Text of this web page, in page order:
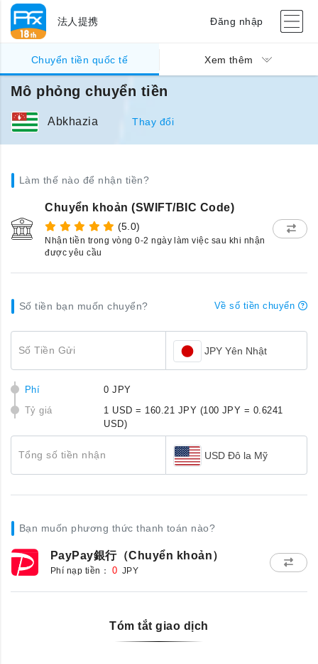
法人提携 Đăng nhập
Chuyển tiền quốc tế Xem thêm
Mô phỏng chuyển tiền
Abkhazia Thay đổi
Làm thế nào để nhận tiền?
Chuyển khoản (SWIFT/BIC Code)
(5.0)
Nhận tiền trong vòng 0-2 ngày làm việc sau khi nhận
được yêu cầu
Số tiền bạn muốn chuyển? Về số tiền chuyển
Số Tiền Gửi JPY Yên Nhật
Phí
0 JPY
Tỷ giá
1 USD = 160.21 JPY (100 JPY = 0.6241
USD)
Tổng số tiền nhận USD Đô la Mỹ
Bạn muốn phương thức thanh toán nào?
PayPay銀行（Chuyển khoản）
Phí nạp tiền： 0 JPY
Tóm tắt giao dịch